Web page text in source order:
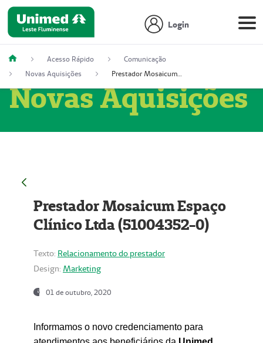
Login
Acesso Rápido
Comunicação
Novas Aquisições
Prestador Mosaicum Espaço Clínico Ltda (51004352-0)
Novas Aquisições
Prestador Mosaicum Espaço
Clínico Ltda (51004352-0)
Texto: Relacionamento do prestador
Design: Marketing
01 de outubro, 2020
Informamos o novo credenciamento para